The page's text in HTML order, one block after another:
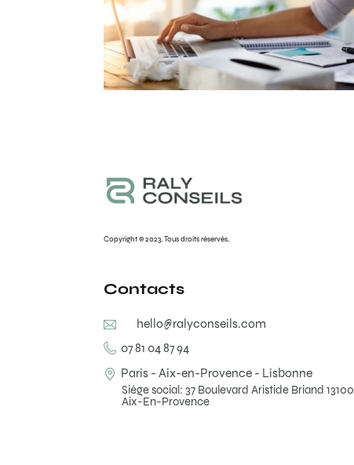
Copyright © 2023. Tous droits réservés.
Contacts
hello@ralyconseils.com
07 81 04 87 94
Paris - Aix-en-Provence - Lisbonne
Siège social: 37 Boulevard Aristide Briand 13100
Aix-En-Provence